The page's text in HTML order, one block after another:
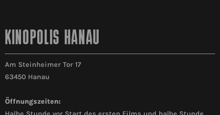
KINOPOLIS HANAU
Am Steinheimer Tor 17
63450 Hanau
Öffnungszeiten: